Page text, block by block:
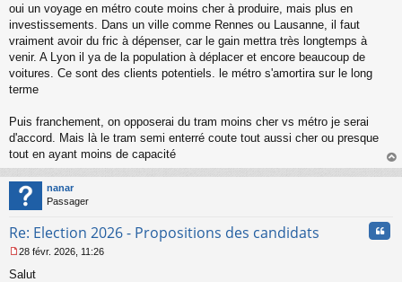
oui un voyage en métro coute moins cher à produire, mais plus en
investissements. Dans un ville comme Rennes ou Lausanne, il faut
vraiment avoir du fric à dépenser, car le gain mettra très longtemps à
venir. A Lyon il ya de la population à déplacer et encore beaucoup de
voitures. Ce sont des clients potentiels. le métro s'amortira sur le long
terme
Puis franchement, on opposerai du tram moins cher vs métro je serai
d'accord. Mais là le tram semi enterré coute tout aussi cher ou presque
tout en ayant moins de capacité
au
nanar
Passager
Re: Election 2026 - Propositions des candidats
e
28 févr. 2026, 11:26
Salut